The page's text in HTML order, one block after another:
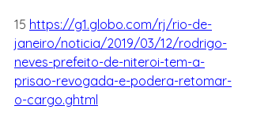
15 https://g1.globo.com/rj/rio-de-
janeiro/noticia/2019/03/12/rodrigo-
neves-prefeito-de-niteroi-tem-a-
prisao-revogada-e-podera-retomar-
o-cargo.ghtml